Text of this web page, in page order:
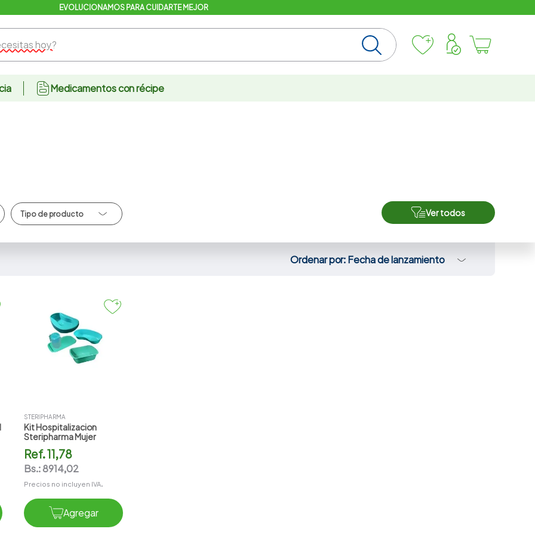
EVOLUCIONAMOS PARA CUIDARTE MEJOR
hoy?
Medicamentos con récipe
Recolectores de
Orina/Heces
Ver todos
Ordenar por Fecha de lanzamiento
STERIPHARMA
Kit Hospitalizacion
Steripharma Mujer
Ref.11,78
Bs.:8914,02
Precios no incluyen IVA.
Agregar